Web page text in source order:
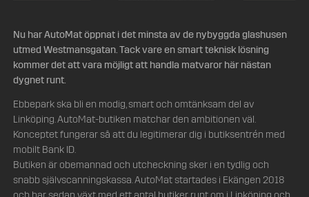
Nu har AutoMat öppnat i det minsta av de nybyggda glashusen
utmed Westmansgatan. Tack vare en smart teknisk lösning
kommer det att vara möjligt att handla matvaror här nästan
dygnet runt.
Ebbepark ska bli en modig, smart och omtänksam del av
Linköping. AutoMat-butiken matchar den ambitionen väl.
Konceptet fungerar så att du legitimerar dig i butiksentrén med
mobilt Bank ID.
Butiken är obemannad och utcheckning sker i en tydlig och
snabb självscanningskassa. AutoMat startades i Ekängen 2018